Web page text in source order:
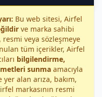
Bu web sitesi, Airfel
ve marka sahibi
veya sözleşmeye
tüm içerikler, Airfel
bilgilendirme,
sunma amacıyla
yer alan arıza, bakım,
markasının resmi